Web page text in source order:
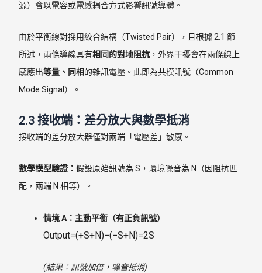
源）會以電容或電感耦合方式影響訊號導體。
由於平衡線對採用絞合結構（Twisted Pair），且根據 2.1 節
所述，兩條導線具有相同的對地阻抗 ，外界干擾會在兩條線上
感應出等量、同相的雜訊電壓。此即為共模訊號（Common
Mode Signal）。
2.3 接收端：差分放大與數學抵消
接收端的差分放大器僅對兩端「電壓差」敏感。
數學模型驗證：假設原始訊號為 S，環境噪音為 N（因阻抗匹
配，兩端 N 相等）。
情境 A：主動平衡（有正負訊號）
Output=(+S+N)−(−S+N)=2S
(結果：訊號加倍，噪音抵消)